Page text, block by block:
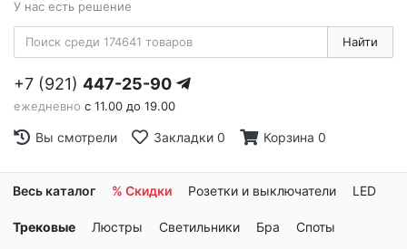
У нас есть решение
Найти
+7 (921) 447-25-90
ежедневно с 11.00 до 19.00
Вы смотрели Закладки 0 Корзина 0
Весь каталог % Скидки Розетки и выключатели LED
Трековые Люстры Светильники Бра Споты